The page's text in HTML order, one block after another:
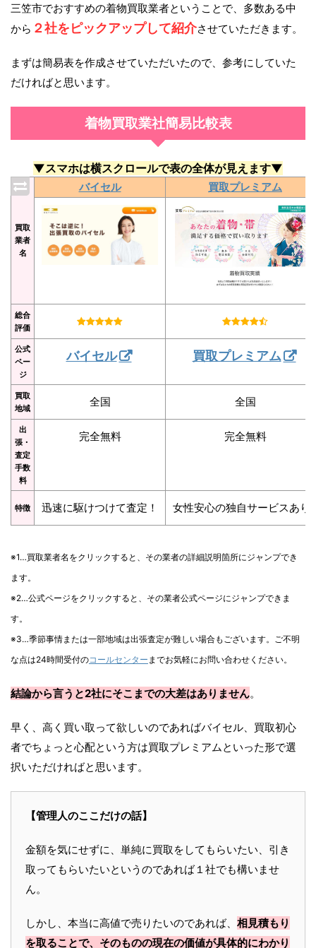
三笠市でおすすめの着物買取業者ということで、多数ある中
から ２社をピックアップして紹介させていただきます。
まずは簡易表を作成させていただいたので、参考にしていた
だければと思います。
着物買取業社簡易比較表
▼スマホは横スクロールで表の全体が見えます▼
買取
業者
名
バイセル 買取プレミアム
総合
評価
公式
ペー
ジ
バイセル 買取プレミアム
買取
地域
全国 全国
出
張・
査定
手数
料
完全無料 完全無料
特徴 迅速に駆けつけて査定！ 女性安心の独自サービスあり
※1…買取業者名をクリックすると、その業者の詳細説明箇所にジャンプでき
ます。
※2…公式ページをクリックすると、その業者公式ページにジャンプできま
す。
※3…季節事情または一部地域は出張査定が難しい場合もございます。ご不明
な点は24時間受付のコールセンター までお気軽にお問い合わせください。
結論から言うと2社にそこまでの大差はありません。
早く、高く買い取って欲しいのであればバイセル、買取初心
者でちょっと心配という方は買取プレミアムといった形で選
択いただければと思います。
【管理人のここだけの話】
金額を気にせずに、単純に買取をしてもらいたい、引き
取ってもらいたいというのであれば１社でも構いませ
ん。
しかし、本当に高値で売りたいのであれば、 相見積もり
を取ることで、そのものの現在の価値が具体的にわかり